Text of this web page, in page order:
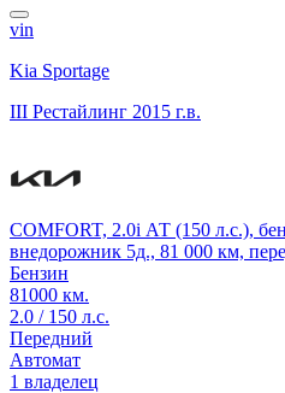
vin
Kia Sportage
III Рестайлинг 2015 г.в.
COMFORT, 2.0i АТ (150 л.с.),
внедорожник 5д., 81 000 км,
Бензин
81000 км.
2.0 / 150 л.с.
Передний
Автомат
1 владелец